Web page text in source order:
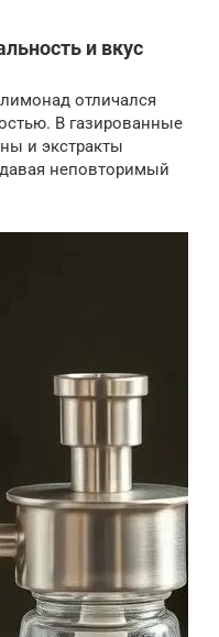
и вкус
отличался
В газированные
и экстракты
неповторимый